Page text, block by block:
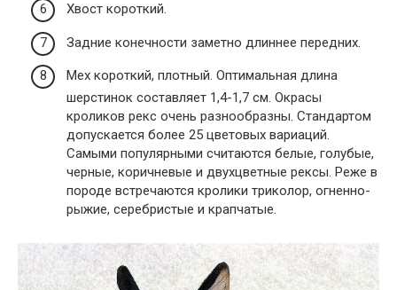
Хвост короткий.
Задние конечности заметно длиннее передних.
Мех короткий, плотный. Оптимальная длина
шерстинок составляет 1,4-1,7 см. Окрасы
кроликов рекс очень разнообразны. Стандартом
допускается более 25 цветовых вариаций.
Самыми популярными считаются белые, голубые,
черные, коричневые и двухцветные рексы. Реже в
породе встречаются кролики триколор, огненно-
рыжие, серебристые и крапчатые.